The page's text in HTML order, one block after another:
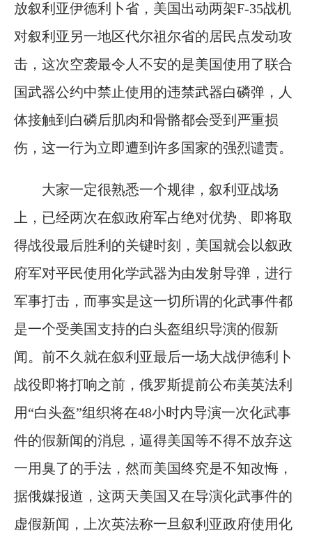
放叙利亚伊德利卜省，美国出动两架F-35战机
对叙利亚另一地区代尔祖尔省的居民点发动攻
击，这次空袭最令人不安的是美国使用了联合
国武器公约中禁止使用的违禁武器白磷弹，人
体接触到白磷后肌肉和骨骼都会受到严重损
伤，这一行为立即遭到许多国家的强烈谴责。
大家一定很熟悉一个规律，叙利亚战场
上，已经两次在叙政府军占绝对优势、即将取
得战役最后胜利的关键时刻，美国就会以叙政
府军对平民使用化学武器为由发射导弹，进行
军事打击，而事实是这一切所谓的化武事件都
是一个受美国支持的白头盔组织导演的假新
闻。前不久就在叙利亚最后一场大战伊德利卜
战役即将打响之前，俄罗斯提前公布美英法利
用“白头盔”组织将在48小时内导演一次化武事
件的假新闻的消息，逼得美国等不得不放弃这
一用臭了的手法，然而美国终究是不知改悔，
据俄媒报道，这两天美国又在导演化武事件的
虚假新闻，上次英法称一旦叙利亚政府使用化